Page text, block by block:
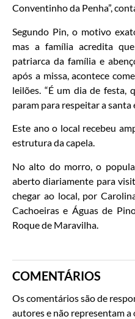
Conventinho da Penha”,
Segundo Pin, o motivo
mas a família acredita
patriarca da família e
após a missa, acontece
leilões. “É um dia de festa,
param para respeitar a santa
Este ano o local recebeu
estrutura da capela.
No alto do morro, o
aberto diariamente para
chegar ao local, por
Cachoeiras e Águas de
Roque de Maravilha.
COMENTÁRIOS
Os comentários são de
autores e não representam a